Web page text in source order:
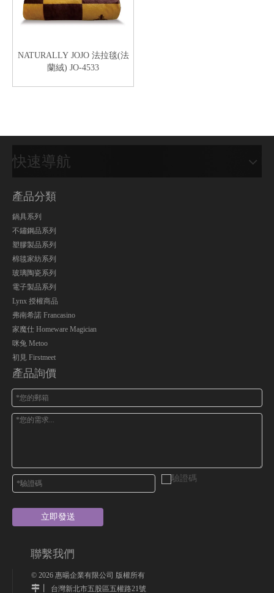
NATURALLY JOJO 法拉毯(法
蘭絨) JO-4533
快速導航
產品分類
鍋具系列
不鏽鋼品系列
塑膠製品系列
棉毯家紡系列
玻璃陶瓷系列
電子製品系列
Lynx 授權商品
弗南希諾 Francasino
家魔仕 Homeware Magician
咪兔 Metoo
初見 Firstmeet
產品詢價
立即發送
聯繫我們
© 2026 惠暘企業有限公司 版權所有
丨 台灣新北市五股區五權路21號